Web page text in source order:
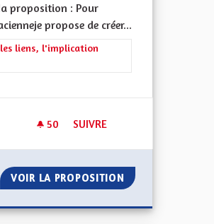
ET L'HÔPITAL PUBLIC
L'EDUCATION NATIONALE ET L'HÔPITAL
proposition : Pour
propose de créer...
: Les solidarités, les soins et les liens,
liens, l'implication
50 50 ABONNÉS
SUIVRE
VOIR LA PROPOSITION TRANSMISSION